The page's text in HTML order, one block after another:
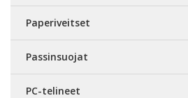
Paperiveitset
Passinsuojat
PC-telineet